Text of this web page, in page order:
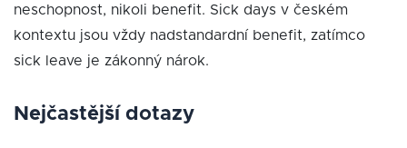
neschopnost, nikoli benefit. Sick days v českém
kontextu jsou vždy nadstandardní benefit, zatímco
sick leave je zákonný nárok.
Nejčastější dotazy